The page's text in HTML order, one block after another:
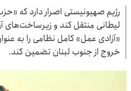
رژیم صهیونیستی اصرار دارد که
لیطانی منتقل کند و زیرساخت‌های
«آزادی عمل» کامل نظامی را به
خروج از جنوب لبنان تضمین کند.